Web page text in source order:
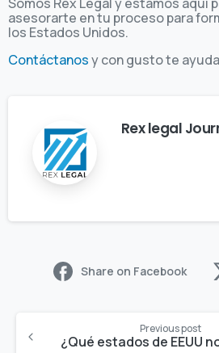
asesorarte en tu proceso para
los Estados Unidos.
Contáctanosy con gusto te
Rex legal
Share on Facebook
Previous post